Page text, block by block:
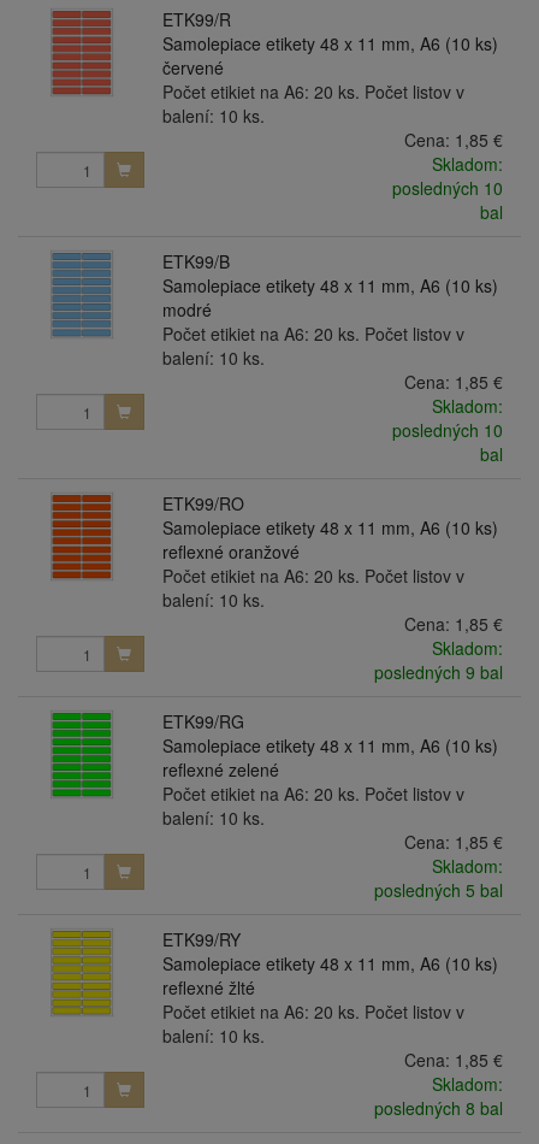
ETK99/R
Samolepiace etikety 48 x 11 mm, A6 (10 ks)
červené
Počet etikiet na A6: 20 ks. Počet listov v
balení: 10 ks.
Cena: 1,85 €
Skladom:
posledných 10
bal
ETK99/B
Samolepiace etikety 48 x 11 mm, A6 (10 ks)
modré
Počet etikiet na A6: 20 ks. Počet listov v
balení: 10 ks.
Cena: 1,85 €
Skladom:
posledných 10
bal
ETK99/RO
Samolepiace etikety 48 x 11 mm, A6 (10 ks)
reflexné oranžové
Počet etikiet na A6: 20 ks. Počet listov v
balení: 10 ks.
Cena: 1,85 €
Skladom:
posledných 9 bal
ETK99/RG
Samolepiace etikety 48 x 11 mm, A6 (10 ks)
reflexné zelené
Počet etikiet na A6: 20 ks. Počet listov v
balení: 10 ks.
Cena: 1,85 €
Skladom:
posledných 5 bal
ETK99/RY
Samolepiace etikety 48 x 11 mm, A6 (10 ks)
reflexné žlté
Počet etikiet na A6: 20 ks. Počet listov v
balení: 10 ks.
Cena: 1,85 €
Skladom:
posledných 8 bal